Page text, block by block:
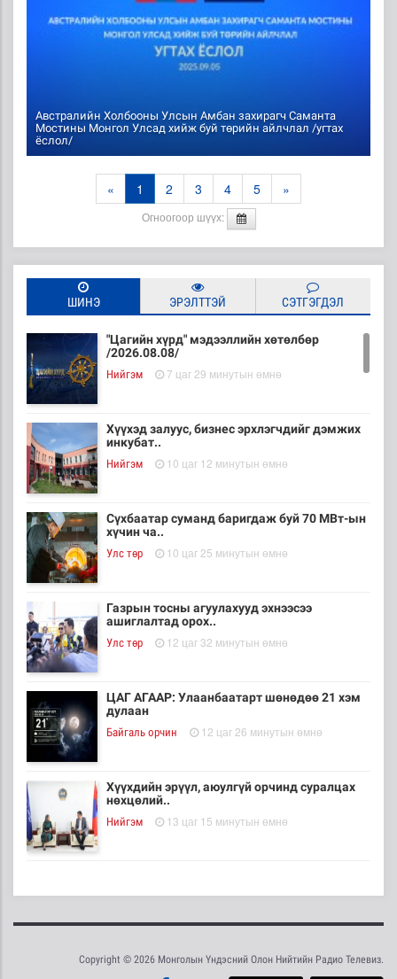
Австралийн Холбооны Улсын Амбан захирагч Саманта
Мостины Монгол Улсад хийж буй төрийн айлчлал /угтах
ёслол/
« 1 2 3 4 5 »
Огноогоор шүүх:
ШИНЭ ЭРЭЛТТЭЙ СЭТГЭГДЭЛ
"Цагийн хүрд" мэдээллийн хөтөлбөр
/2026.08.08/
Нийгэм 7 цаг 29 минутын өмнө
Хүүхэд залуус, бизнес эрхлэгчдийг дэмжих
инкубат..
Нийгэм 10 цаг 12 минутын өмнө
Сүхбаатар суманд баригдаж буй 70 МВт-ын
хүчин ча..
Улс төр 10 цаг 25 минутын өмнө
Газрын тосны агуулахууд эхнээсээ
ашиглалтад орох..
Улс төр 12 цаг 32 минутын өмнө
ЦАГ АГААР: Улаанбаатарт шөнөдөө 21 хэм
дулаан
Байгаль орчин 12 цаг 26 минутын өмнө
Хүүхдийн эрүүл, аюулгүй орчинд суралцах
нөхцөлий..
Нийгэм 13 цаг 15 минутын өмнө
Туул гол дээгүүр 476 метр урт гүүр барьж
Copyright © 2026 Монголын Үндэсний Олон Нийтийн Радио Телевиз.